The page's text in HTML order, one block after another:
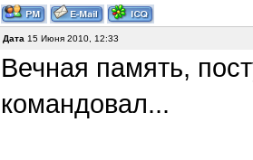
Дата 15 Июня 2010, 12:33
Вечная память,
командовал...